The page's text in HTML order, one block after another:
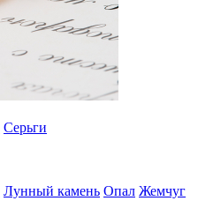
Серьги
Лунный камень Опал Жемчуг